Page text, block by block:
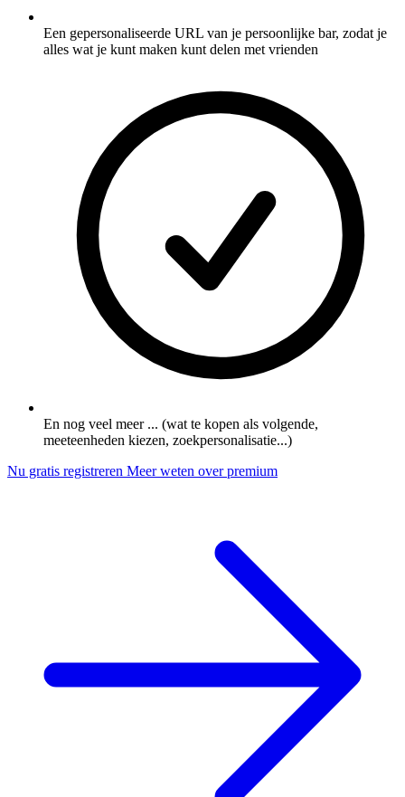
Een gepersonaliseerde URL van je persoonlijke bar, zodat je
alles wat je kunt maken kunt delen met vrienden
En nog veel meer ... (wat te kopen als volgende,
meeteenheden kiezen, zoekpersonalisatie...)
Nu gratis registreren Meer weten over premium